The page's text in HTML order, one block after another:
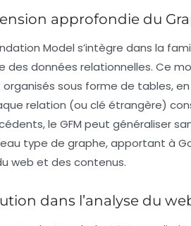
approfondie du
Model s’intègre dans la
des données relationnelles. Ce
sous forme de tables,
relation (ou clé étrangère)
le GFM peut généraliser
type de graphe, apportant à
web et des contenus.
dans l’analyse du